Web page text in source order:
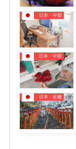
日本・中部
日本・中部
日本・近畿